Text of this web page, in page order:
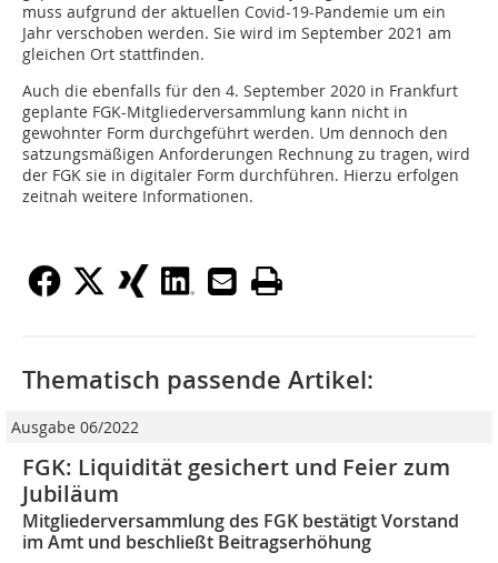
muss aufgrund der aktuellen Covid-19-Pandemie um ein
Jahr verschoben werden. Sie wird im September 2021 am
gleichen Ort stattfinden.
Auch die ebenfalls für den 4. September 2020 in Frankfurt
geplante FGK-Mitgliederversammlung kann nicht in
gewohnter Form durchgeführt werden. Um dennoch den
satzungsmäßigen Anforderungen Rechnung zu tragen, wird
der FGK sie in digitaler Form durchführen. Hierzu erfolgen
zeitnah weitere Informationen.
Thematisch passende Artikel:
Ausgabe 06/2022
FGK: Liquidität gesichert und Feier zum
Jubiläum
Mitgliederversammlung des FGK bestätigt Vorstand
im Amt und beschließt Beitragserhöhung